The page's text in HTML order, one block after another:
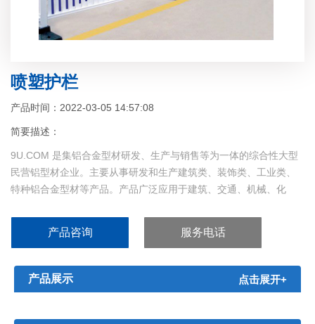
喷塑护栏
产品时间：2022-03-05 14:57:08
简要描述：
9U.COM 是集铝合金型材研发、生产与销售等为一体的综合性大型
民营铝型材企业。主要从事研发和生产建筑类、装饰类、工业类、
特种铝合金型材等产品。产品广泛应用于建筑、交通、机械、化
产品咨询 服务电话
产品展示 点击展开+